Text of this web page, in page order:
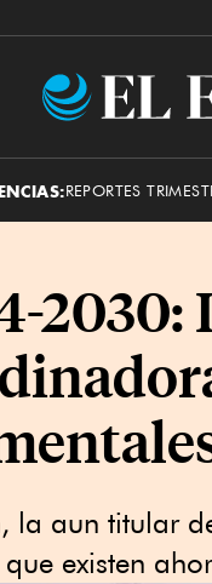
REPORTES
2030:
la aun titular
existen